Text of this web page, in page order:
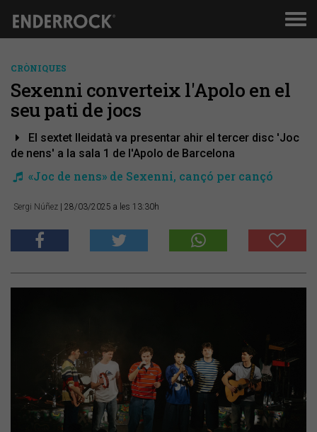
CRÒNIQUES
Sexenni converteix l'Apolo en el
seu pati de jocs
El sextet lleidatà va presentar ahir el tercer disc 'Joc
de nens' a la sala 1 de l'Apolo de Barcelona
«Joc de nens» de Sexenni, cançó per cançó
Sergi Núñez | 28/03/2025 a les 13:30h